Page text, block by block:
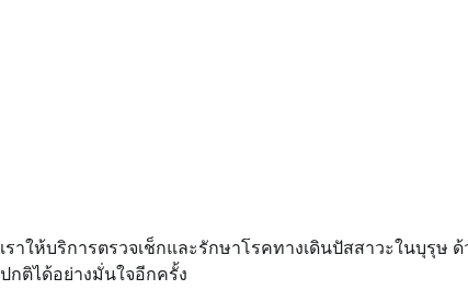
เราให้บริการตรวจเช็กและรักษาโรคทางเดินปัสสาวะในบุรุษ
ปกติได้อย่างมั่นใจอีกครั้ง